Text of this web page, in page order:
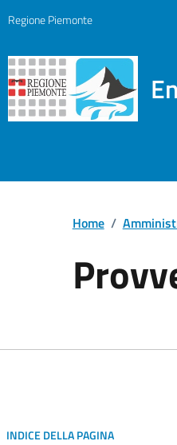
Regione Piemonte
Home /
INDICE DELLA PAGINA